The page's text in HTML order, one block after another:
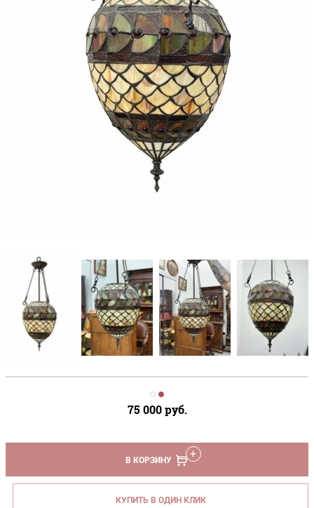
75 000руб.
В КОРЗИНУ
КУПИТЬ В ОДИН КЛИК